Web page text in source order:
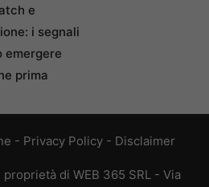
e
i segnali
emergere
prima
- Privacy Policy - Disclaimer
di WEB 365 SRL - Via